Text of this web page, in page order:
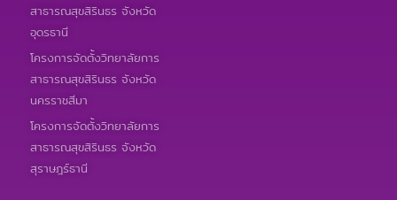
สาธารณสุขสิรินธร จังหวัด
อุดรธานี
โครงการจัดตั้งวิทยาลัยการ
สาธารณสุขสิรินธร จังหวัด
นครราชสีมา
โครงการจัดตั้งวิทยาลัยการ
สาธารณสุขสิรินธร จังหวัด
สุราษฎร์ธานี